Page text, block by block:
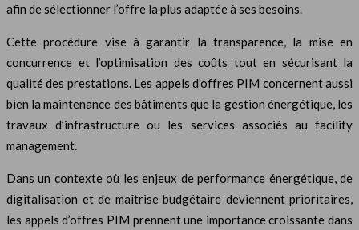
afin de sélectionner l’offre la plus adaptée à ses besoins.
Cette procédure vise à garantir la transparence, la mise en
concurrence et l’optimisation des coûts tout en sécurisant la
qualité des prestations. Les appels d’offres PIM concernent aussi
bien la maintenance des bâtiments que la gestion énergétique, les
travaux d’infrastructure ou les services associés au facility
management.
Dans un contexte où les enjeux de performance énergétique, de
digitalisation et de maîtrise budgétaire deviennent prioritaires,
les appels d’offres PIM prennent une importance croissante dans